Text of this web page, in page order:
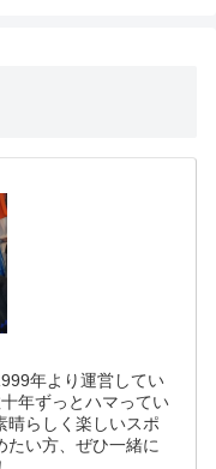
年より運営してい
年ずっとハマってい
晴らしく楽しいスポ
たい方、ぜひ一緒に